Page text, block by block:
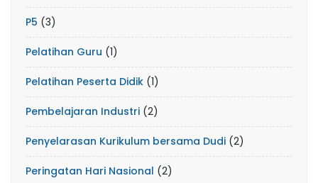
P5 (3)
Pelatihan Guru (1)
Pelatihan Peserta Didik (1)
Pembelajaran Industri (2)
Penyelarasan Kurikulum bersama Dudi (2)
Peringatan Hari Nasional (2)